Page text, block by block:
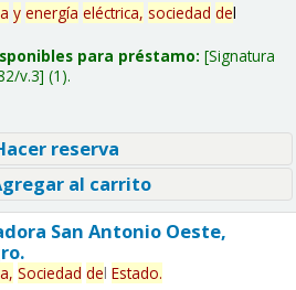
y energía eléctrica, sociedad del
para préstamo: Signatura
v.3 (1).
reserva
al carrito
San Antonio Oeste,
Sociedad del Estado.